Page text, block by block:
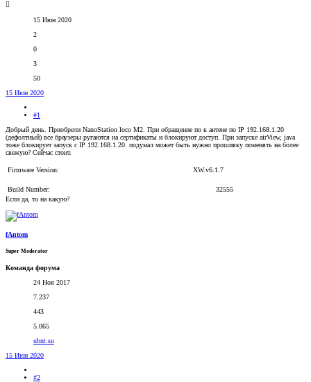
15 Июн 2020
2
0
3
50
15 Июн 2020
#1
Добрый день. Приобрели NanoStation loco M2. При обращение по к антене по IP 192.168.1.20
(дефолтный) все браузеры ругаются на сертификаты и блокируют доступ. При запуске airView, java
тоже блокирует запуск с IP 192.168.1.20. подумал может быть нужно прошивку поменять на более
свежую? Сейчас стоит.
Firmware Version: XW.v6.1.7
Build Number:
32555
Если да, то на какую?
fAntom
Super Moderator
Команда форума
24 Ноя 2017
7.237
443
5.065
ubnt.su
15 Июн 2020
#2